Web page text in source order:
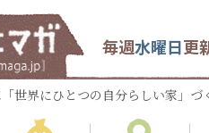
毎週水曜日更
世界にひとつの自分らしい家」づ